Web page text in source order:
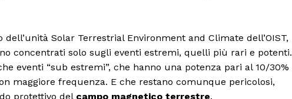
dell’unità Solar Terrestrial Environment and Climate dell’OIST,
concentrati solo sugli eventi estremi, quelli più rari e potenti.
eventi “sub estremi”, che hanno una potenza pari al 10/30%
maggiore frequenza. E che restano comunque pericolosi,
protettivo del campo magnetico terrestre.